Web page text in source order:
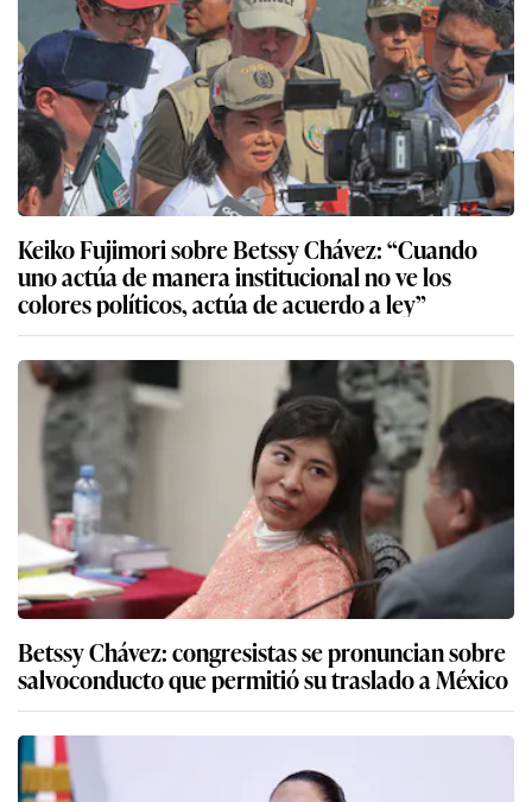
Keiko Fujimori sobre Betssy Chávez: “Cuando
uno actúa de manera institucional no ve los
colores políticos, actúa de acuerdo a ley”
Betssy Chávez: congresistas se pronuncian sobre
salvoconducto que permitió su traslado a México